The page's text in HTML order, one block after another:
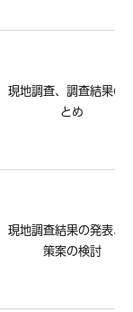
現地調査、調査結果の
とめ
現地調査結果の発表、
策案の検討